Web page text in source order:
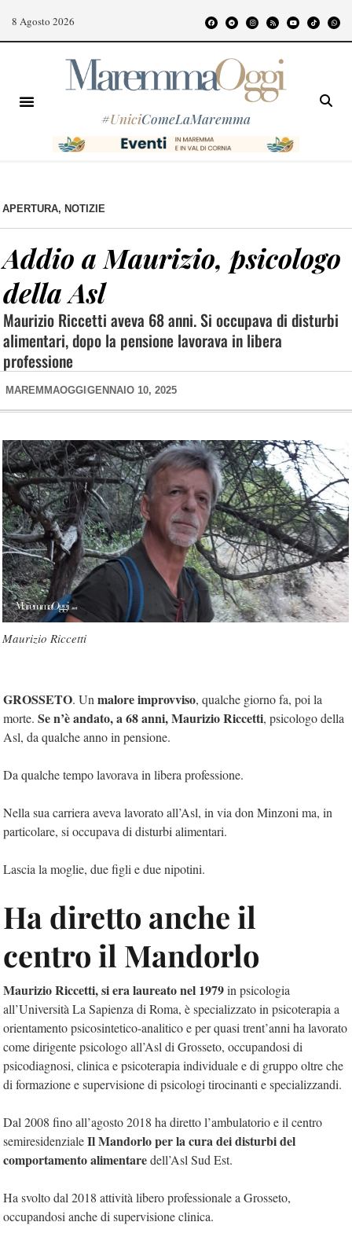
8 Agosto 2026
#UniciComeLaMaremma
APERTURA, NOTIZIE
Addio a Maurizio, psicologo
della Asl
Maurizio Riccetti aveva 68 anni. Si occupava di disturbi
alimentari, dopo la pensione lavorava in libera
professione
MAREMMAOGGI GENNAIO 10, 2025
Maurizio Riccetti
GROSSETO. Un malore improvviso, qualche giorno fa, poi la
morte. Se n’è andato, a 68 anni, Maurizio Riccetti, psicologo della
Asl, da qualche anno in pensione.
Da qualche tempo lavorava in libera professione.
Nella sua carriera aveva lavorato all’Asl, in via don Minzoni ma, in
particolare, si occupava di disturbi alimentari.
Lascia la moglie, due figli e due nipotini.
Ha diretto anche il
centro il Mandorlo
Maurizio Riccetti, si era laureato nel 1979in psicologia
all’Università La Sapienza di Roma, è specializzato in psicoterapia a
orientamento psicosintetico-analitico e per quasi trent’anni ha lavorato
come dirigente psicologo all’Asl di Grosseto, occupandosi di
psicodiagnosi, clinica e psicoterapia individuale e di gruppo oltre che
di formazione e supervisione di psicologi tirocinanti e specializzandi.
Dal 2008 fino all’agosto 2018 ha diretto l’ambulatorio e il centro
semiresidenzialeIl Mandorlo per la cura dei disturbi del
comportamento alimentaredell’Asl Sud Est.
Ha svolto dal 2018 attività libero professionale a Grosseto,
occupandosi anche di supervisione clinica.